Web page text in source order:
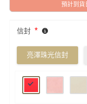
預計到貨
信封 *
亮澤珠光信封